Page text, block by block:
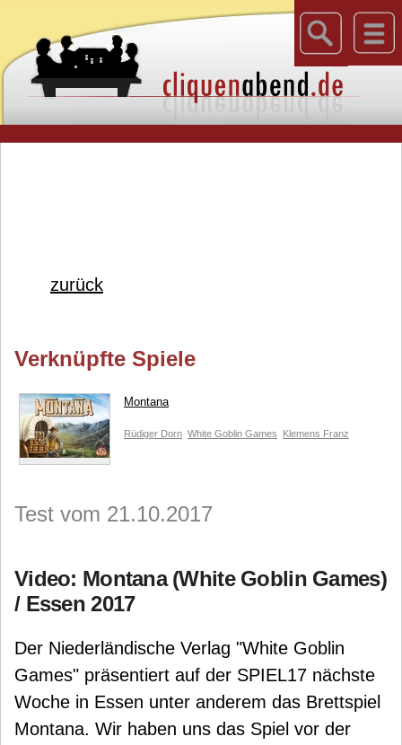
zurück
Verknüpfte Spiele
Montana
Rüdiger Dorn White Goblin Games Klemens Franz
Test vom 21.10.2017
Video: Montana (White Goblin Games)
/ Essen 2017
Der Niederländische Verlag "White Goblin
Games" präsentiert auf der SPIEL17 nächste
Woche in Essen unter anderem das Brettspiel
Montana. Wir haben uns das Spiel vor der